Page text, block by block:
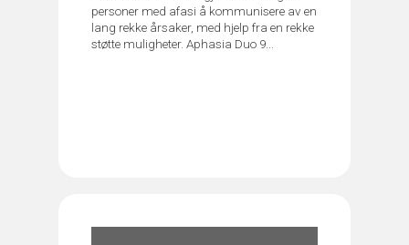
personer med afasi å kommunisere av en
lang rekke årsaker, med hjelp fra en rekke
støtte muligheter. Aphasia Duo 9...